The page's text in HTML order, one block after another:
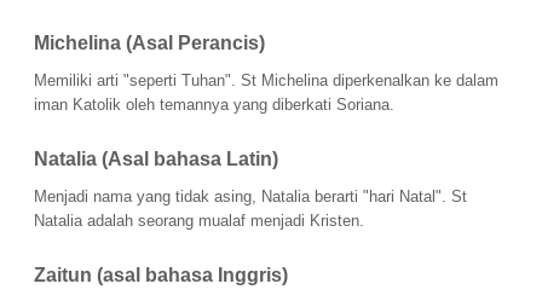
Michelina (Asal Perancis)
Memiliki arti "seperti Tuhan". St Michelina diperkenalkan ke dalam
iman Katolik oleh temannya yang diberkati Soriana.
Natalia (Asal bahasa Latin)
Menjadi nama yang tidak asing, Natalia berarti "hari Natal". St
Natalia adalah seorang mualaf menjadi Kristen.
Zaitun (asal bahasa Inggris)